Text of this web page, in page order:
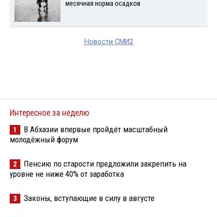
месячная норма осадков
Новости СМИ2
Интересное за неделю
1
В Абхазии впервые пройдёт масштабный
молодёжный форум
2
Пенсию по старости предложили закрепить на
уровне не ниже 40% от заработка
3 Законы, вступающие в силу в августе